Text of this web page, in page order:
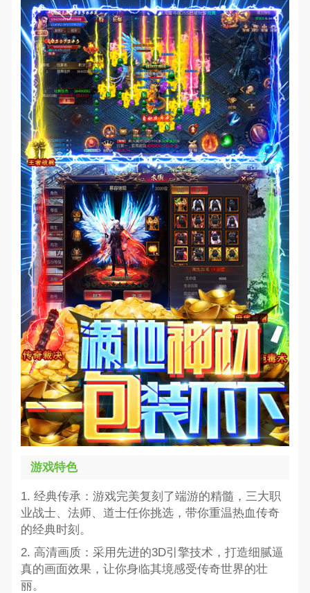
游戏特色
1. 经典传承：游戏完美复刻了端游的精髓，三大职
业战士、法师、道士任你挑选，带你重温热血传奇
的经典时刻。
2. 高清画质：采用先进的3D引擎技术，打造细腻逼
真的画面效果，让你身临其境感受传奇世界的壮
丽。